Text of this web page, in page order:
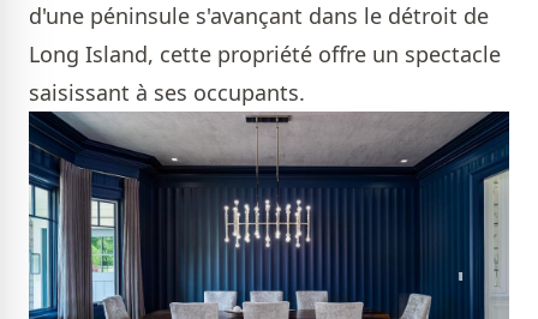
d'une péninsule s'avançant dans le détroit de
Long Island, cette propriété offre un spectacle
saisissant à ses occupants.